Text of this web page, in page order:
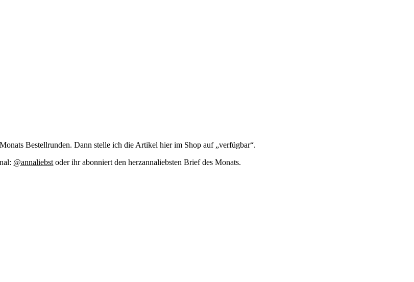
Bestell­run­den. Dann stel­le ich die Arti­kel hier im Shop auf „ver­füg­bar“.
@annaliebst oder ihr abon­niert den her­zan­na­liebs­ten Brief des Monats.